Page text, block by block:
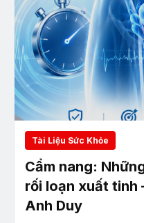
Tài Liệu Sức Khỏe
Cẩm nang:
rối loạn xuất tinh
Anh Duy